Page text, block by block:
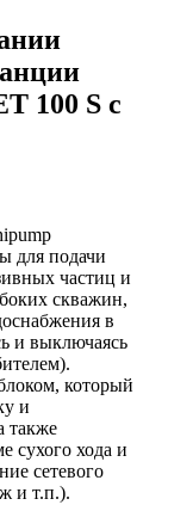
100 S с
для подачи
частиц и
скважин,
в
и выключаясь
который
и
также
сухого хода и
сетевого
и т.п.).